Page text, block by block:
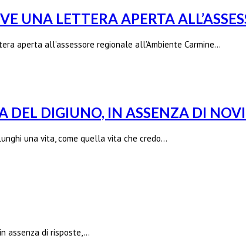
UNA LETTERA APERTA
aperta all’assessore regionale all’Ambiente Carmine…
DEL DIGIUNO, IN ASSENZA DI
una vita, come quella vita che credo…
assenza di risposte,…